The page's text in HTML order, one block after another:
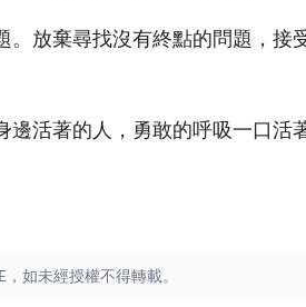
放棄尋找沒有終點的問題，接
活著的人，勇敢的呼吸一口活
如未經授權不得轉載。